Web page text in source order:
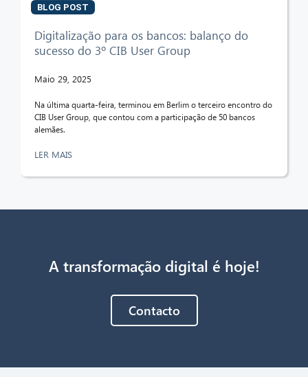
BLOG POST
Digitalização para os bancos: balanço do
sucesso do 3º CIB User Group
Maio 29, 2025
Na última quarta-feira, terminou em Berlim o terceiro encontro do
CIB User Group, que contou com a participação de 50 bancos
alemães.
LER MAIS
A transformação digital é hoje!
Contacto